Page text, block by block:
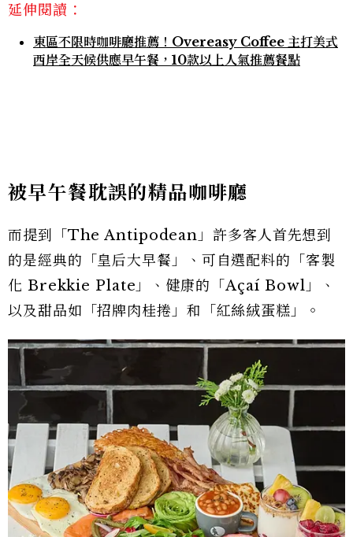
延伸閱讀：
東區不限時咖啡廳推薦！Overeasy Coffee 主打美式
西岸全天候供應早午餐，10款以上人氣推薦餐點
被早午餐耽誤的精品咖啡廳
而提到「The Antipodean」許多客人首先想到
的是經典的「皇后大早餐」、可自選配料的「客製
化 Brekkie Plate」、健康的「Açaí Bowl」、
以及甜品如「招牌肉桂捲」和「紅絲絨蛋糕」。